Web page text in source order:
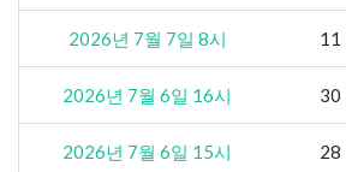
2026년 7월 7일 8시 11
2026년 7월 6일 16시 30
2026년 7월 6일 15시 28